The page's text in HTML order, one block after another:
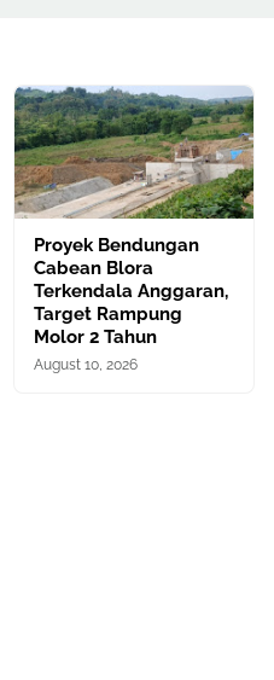
Proyek Bendungan
Cabean Blora
Terkendala Anggaran,
Target Rampung
Molor 2 Tahun
August 10, 2026